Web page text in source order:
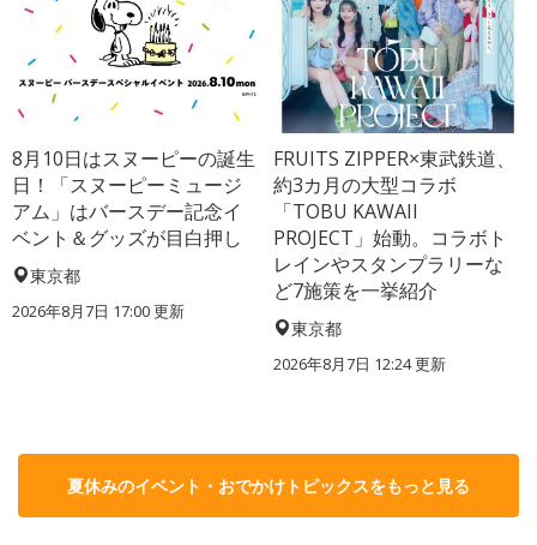
8月10日はスヌーピーの誕生
日！「スヌーピーミュージ
アム」はバースデー記念イ
ベント＆グッズが目白押し
東京都
2026年8月7日 17:00更新
FRUITS ZIPPER×東武鉄道、
約3カ月の大型コラボ
「TOBU KAWAII
PROJECT」始動。コラボト
レインやスタンプラリーな
ど7施策を一挙紹介
東京都
2026年8月7日 12:24更新
夏休みのイベント・おでかけトピックスをもっと見る